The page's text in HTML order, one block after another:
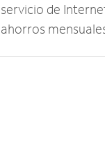
servicio de
ahorros